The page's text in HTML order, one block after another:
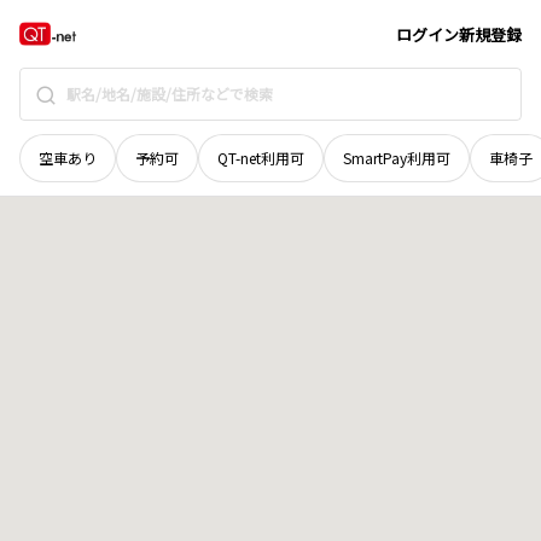
ログイン新規登録
空車あり 予約可 QT-net利用可 SmartPay利用可 車椅子
福井県